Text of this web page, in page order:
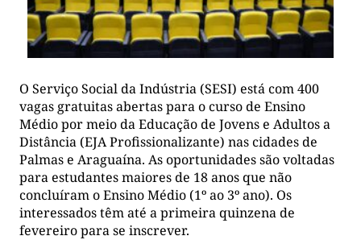
O Serviço Social da Indústria (SESI) está com 400
vagas gratuitas abertas para o curso de Ensino
Médio por meio da Educação de Jovens e Adultos a
Distância (EJA Profissionalizante) nas cidades de
Palmas e Araguaína. As oportunidades são voltadas
para estudantes maiores de 18 anos que não
concluíram o Ensino Médio (1º ao 3º ano). Os
interessados têm até a primeira quinzena de
fevereiro para se inscrever.